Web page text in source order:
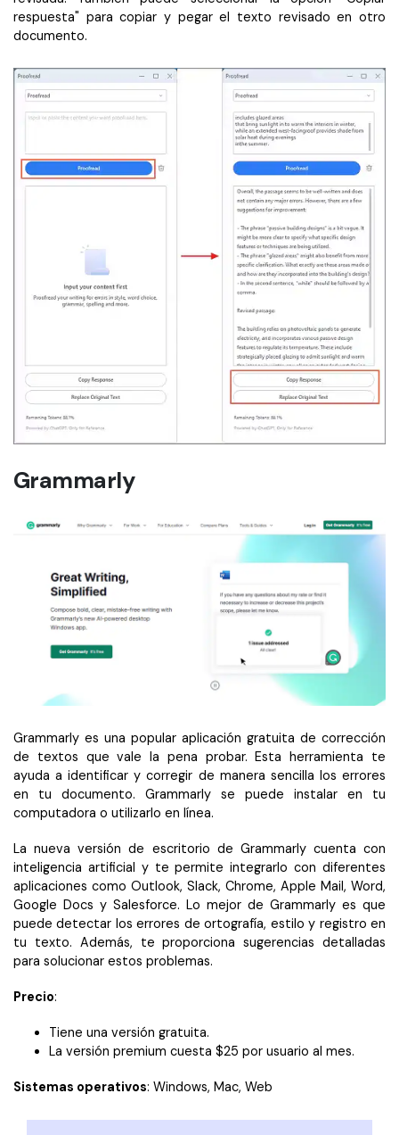
respuesta" para copiar y pegar el texto revisado en otro
documento.
Grammarly
Grammarly es una popular aplicación gratuita de corrección
de textos que vale la pena probar. Esta herramienta te
ayuda a identificar y corregir de manera sencilla los errores
en tu documento. Grammarly se puede instalar en tu
computadora o utilizarlo en línea.
La nueva versión de escritorio de Grammarly cuenta con
inteligencia artificial y te permite integrarlo con diferentes
aplicaciones como Outlook, Slack, Chrome, Apple Mail, Word,
Google Docs y Salesforce. Lo mejor de Grammarly es que
puede detectar los errores de ortografía, estilo y registro en
tu texto. Además, te proporciona sugerencias detalladas
para solucionar estos problemas.
Precio:
Tiene una versión gratuita.
La versión premium cuesta $25 por usuario al mes.
Sistemas operativos: Windows, Mac, Web